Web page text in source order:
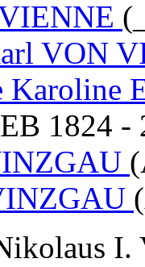
VON
1824 -
I.